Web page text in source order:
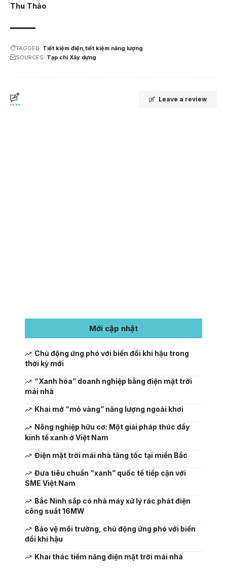
Thu Thảo
TAGGED: Tiết kiệm điện tiết kiệm năng lượng
SOURCES: Tạp chí Xây dựng
Leave a review
Mới cập nhật
Chủ động ứng phó với biến đổi khí hậu trong
thời kỳ mới
“Xanh hóa” doanh nghiệp bằng điện mặt trời
mái nhà
Khai mở “mỏ vàng” năng lượng ngoài khơi
Nông nghiệp hữu cơ: Một giải pháp thúc đẩy
kinh tế xanh ở Việt Nam
Điện mặt trời mái nhà tăng tốc tại miền Bắc
Đưa tiêu chuẩn “xanh” quốc tế tiếp cận với
SME Việt Nam
Bắc Ninh sắp có nhà máy xử lý rác phát điện
công suất 16MW
Bảo vệ môi trường, chủ động ứng phó với biến
đổi khí hậu
Khai thác tiềm năng điện mặt trời mái nhà